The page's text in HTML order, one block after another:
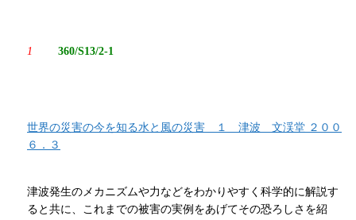
1 360/S13/2-1
世界の災害の今を知る水と風の災害 １ 津波 文渓堂 ２００
６．３
津波発生のメカニズムや力などをわかりやすく科学的に解説す
ると共に、これまでの被害の実例をあげてその恐ろしさを紹